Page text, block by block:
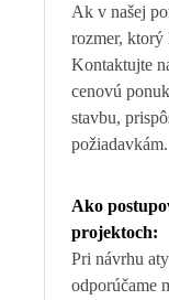
Ak v našej
rozmer, ktorý
Kontaktujte
cenovú
stavbu,
požiadavkám.
Ako
projektoch:
Pri návrhu
odporúčame